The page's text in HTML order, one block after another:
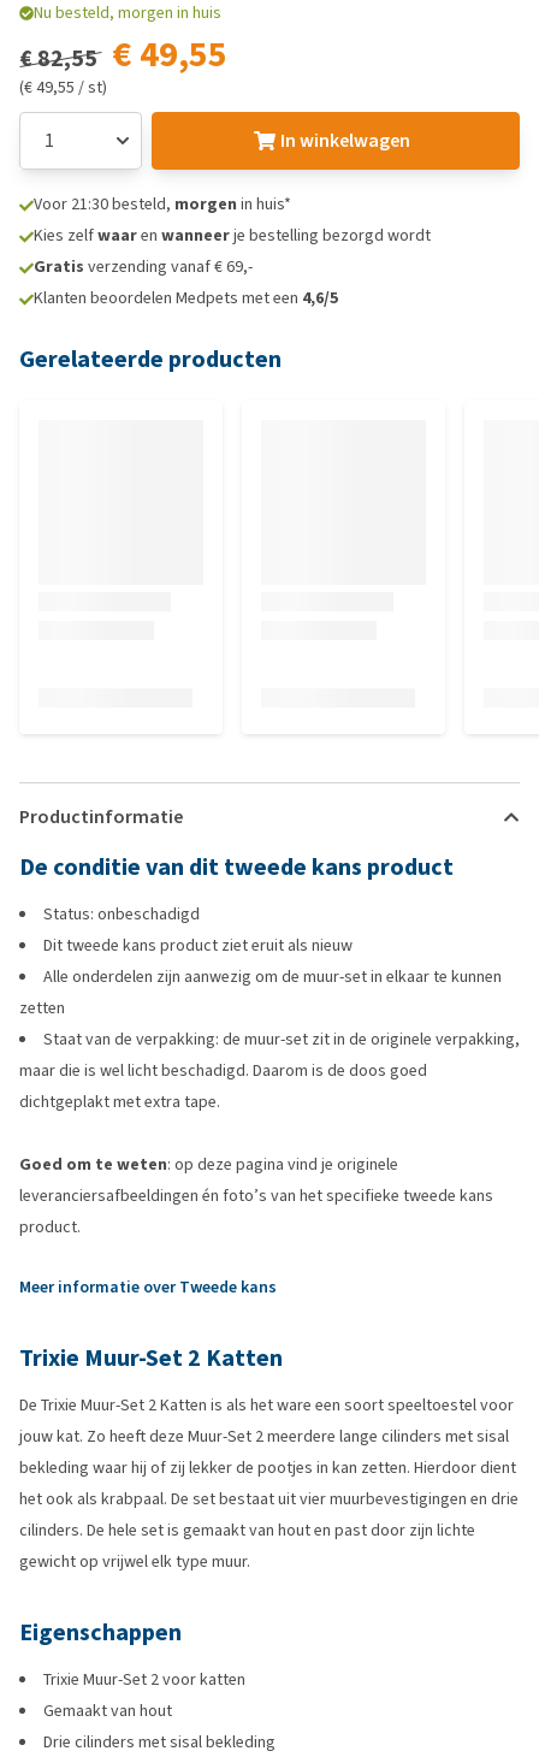
Nu besteld, morgen in huis
€ 82,55 € 49,55
(€ 49,55 / st)
In winkelwagen
Voor 21:30 besteld, morgen in huis*
Kies zelfwaaren wanneerje bestelling bezorgd wordt
Gratis verzending vanaf € 69,-
Klanten beoordelen Medpets met een 4,6/5
Gerelateerde producten
Productinformatie
De conditie van dit tweede kans product
Status: onbeschadigd
Dit tweede kans product ziet eruit als nieuw
Alle onderdelen zijn aanwezig om de muur-set in elkaar te kunnen
zetten
Staat van de verpakking: de muur-set zit in de originele verpakking,
maar die is wel licht beschadigd. Daarom is de doos goed
dichtgeplakt met extra tape.
Goed om te weten: op deze pagina vind je originele
leveranciersafbeeldingen én foto’s van het specifieke tweede kans
product.
Meer informatie over Tweede kans
Trixie Muur-Set 2 Katten
De Trixie Muur-Set 2 Katten is als het ware een soort speeltoestel voor
jouw kat. Zo heeft deze Muur-Set 2 meerdere lange cilinders met sisal
bekleding waar hij of zij lekker de pootjes in kan zetten. Hierdoor dient
het ook als krabpaal. De set bestaat uit vier muurbevestigingen en drie
cilinders. De hele set is gemaakt van hout en past door zijn lichte
gewicht op vrijwel elk type muur.
Eigenschappen
Trixie Muur-Set 2 voor katten
Gemaakt van hout
Drie cilinders met sisal bekleding